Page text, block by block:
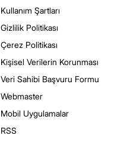
Kullanım Şartları
Gizlilik Politikası
Çerez Politikası
Kişisel Verilerin Korunması
Veri Sahibi Başvuru Formu
Webmaster
Mobil Uygulamalar
RSS